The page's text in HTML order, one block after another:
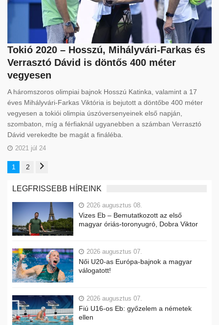
Tokió 2020 – Hosszú, Mihályvári-Farkas és
Verrasztó Dávid is döntős 400 méter
vegyesen
A háromszoros olimpiai bajnok Hosszú Katinka, valamint a 17
éves Mihályvári-Farkas Viktória is bejutott a döntőbe 400 méter
vegyesen a tokiói olimpia úszóversenyeinek első napján,
szombaton, míg a férfiaknál ugyanebben a számban Verrasztó
Dávid verekedte be magát a fináléba.
2021 júl 24
1 2
LEGFRISSEBB HÍREINK
2026 augusztus 08.
Vizes Eb – Bemutatkozott az első
magyar óriás-toronyugró, Dobra Viktor
2026 augusztus 07.
Női U20-as Európa-bajnok a magyar
válogatott!
2026 augusztus 07.
Fiú U16-os Eb: győzelem a németek
ellen